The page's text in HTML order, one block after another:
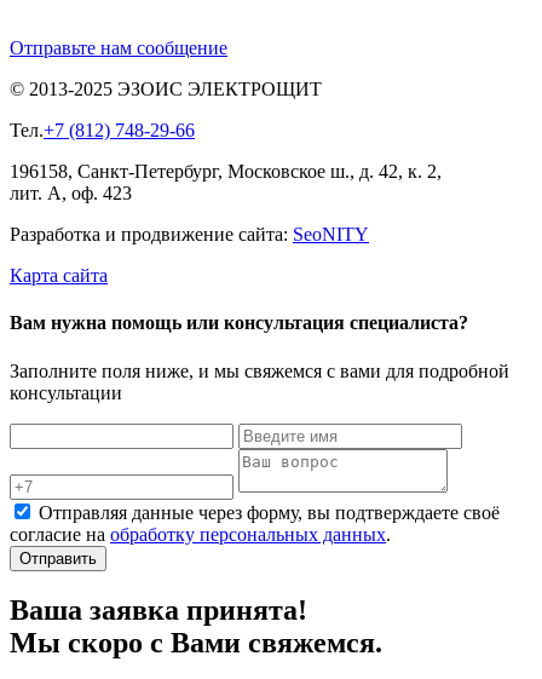
Отправьте нам сообщение
© 2013-2025 ЭЗОИС ЭЛЕКТРОЩИТ
Тел.+7 (812) 748-29-66
196158, Санкт-Петербург, Московское ш., д. 42, к. 2,
лит. А, оф. 423
Разработка и продвижение сайта: SeoNITY
Карта сайта
Вам нужна помощь или консультация специалиста?
Заполните поля ниже, и мы свяжемся с вами для подробной
консультации
Отправляя данные через форму, вы подтверждаете своё
согласие на обработку персональных данных.
Отправить
Ваша заявка принята!
Мы скоро с Вами свяжемся.